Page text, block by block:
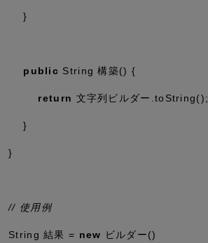
}
public String 構築() {
return 文字列ビルダー. toString();
}
}
// 使用例
String 結果 = new ビルダー()